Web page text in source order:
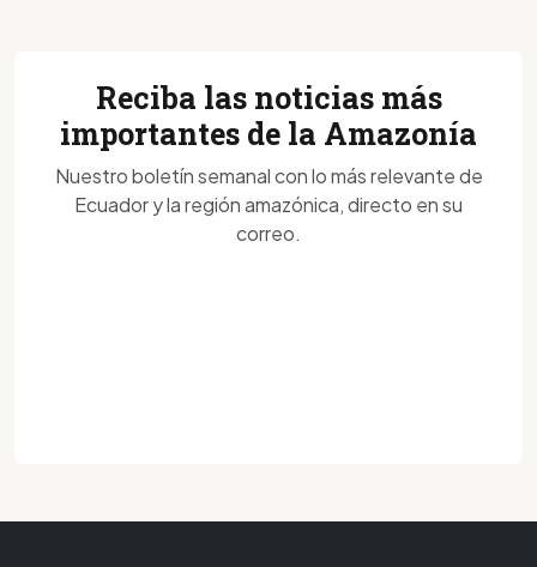
Reciba las noticias más
importantes de la Amazonía
Nuestro boletín semanal con lo más relevante de
Ecuador y la región amazónica, directo en su
correo.